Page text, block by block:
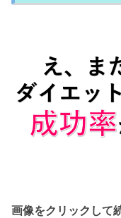
画像をクリックして